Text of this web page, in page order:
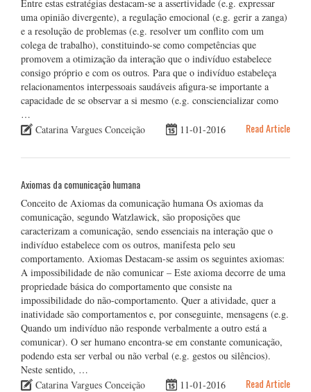
Entre estas estratégias destacam-se a assertividade (e.g. expressar
uma opinião divergente), a regulação emocional (e.g. gerir a zanga)
e a resolução de problemas (e.g. resolver um conflito com um
colega de trabalho), constituindo-se como competências que
promovem a otimização da interação que o indivíduo estabelece
consigo próprio e com os outros. Para que o indivíduo estabeleça
relacionamentos interpessoais saudáveis afigura-se importante a
capacidade de se observar a si mesmo (e.g. consciencializar como
…
Catarina Vargues Conceição
11-01-2016 Read Article
Axiomas da comunicação humana
Conceito de Axiomas da comunicação humana Os axiomas da
comunicação, segundo Watzlawick, são proposições que
caracterizam a comunicação, sendo essenciais na interação que o
indivíduo estabelece com os outros, manifesta pelo seu
comportamento. Axiomas Destacam-se assim os seguintes axiomas:
A impossibilidade de não comunicar – Este axioma decorre de uma
propriedade básica do comportamento que consiste na
impossibilidade do não-comportamento. Quer a atividade, quer a
inatividade são comportamentos e, por conseguinte, mensagens (e.g.
Quando um indivíduo não responde verbalmente a outro está a
comunicar). O ser humano encontra-se em constante comunicação,
podendo esta ser verbal ou não verbal (e.g. gestos ou silêncios).
Neste sentido, …
Catarina Vargues Conceição
11-01-2016 Read Article